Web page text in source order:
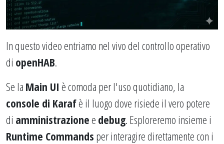
In questo video entriamo nel vivo del controllo operativo
di openHAB.
Se la Main UI è comoda per l'uso quotidiano, la
console di Karafè il luogo dove risiede il vero potere
di amministrazione e debug. Esploreremo insieme i
Runtime Commands per interagire direttamente con i